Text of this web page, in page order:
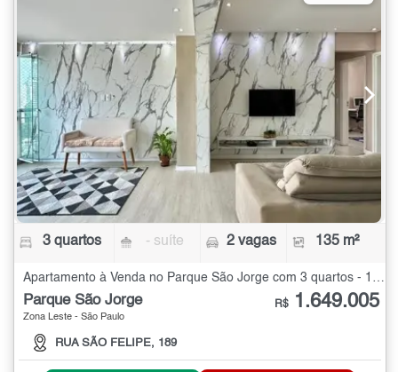
3 quartos - suíte 2 vagas 135 m²
Apartamento à Venda no Parque São Jorge com 3 quartos - 135 m²
Parque São Jorge
Zona Leste - São Paulo
RUA SÃO FELIPE, 189
R$ 1.649.005